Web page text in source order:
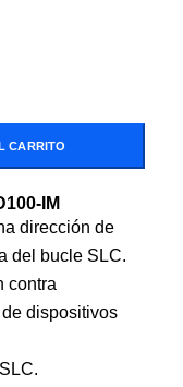
CARRITO
IM
dirección de
del bucle SLC.
contra
dispositivos